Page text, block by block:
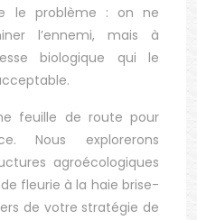
le problème : on ne
l’ennemi, mais à
biologique qui le
feuille de route pour
Nous explorerons
agroécologiques
fleurie à la haie brise-
de votre stratégie de